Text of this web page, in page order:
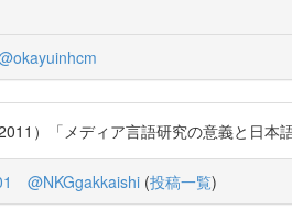
）「メディア言語研究の意義と日
@NKGgakkaishi (投稿一覧)